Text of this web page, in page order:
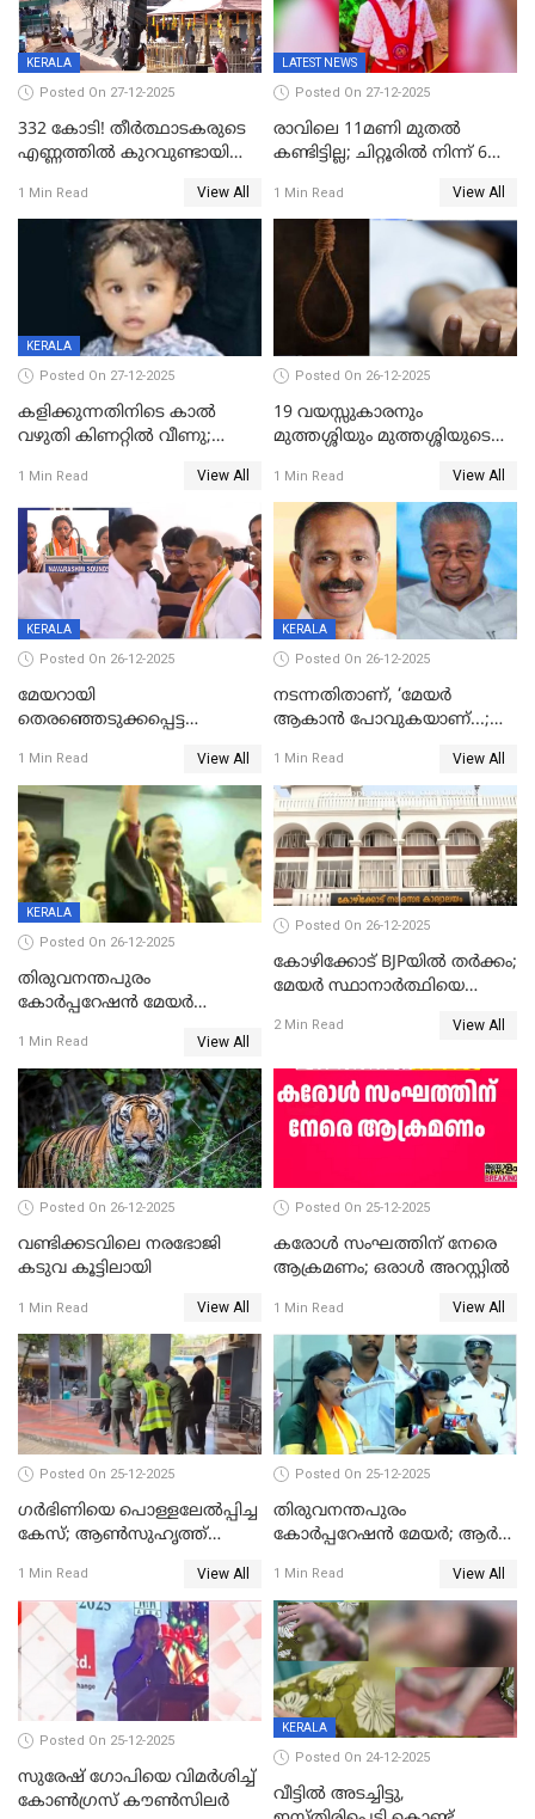
KERALA
Posted On 27-12-2025
332 കോടി! തീർത്ഥാടകരുടെ
എണ്ണത്തിൽ കുറവുണ്ടായിട്ടും
കുതിച്ചുയരുന്നു
1 Min Read View All
LATEST NEWS
Posted On 27-12-2025
രാവിലെ 11മണി മുതൽ
കണ്ടിട്ടില്ല; ചിറ്റൂരിൽ നിന്ന് 6
1 Min Read View All
KERALA
Posted On 27-12-2025
കളിക്കുന്നതിനിടെ കാൽ
വഴുതി കിണറ്റിൽ വീണു;
ദാരുണാന്ത്യം
1 Min Read View All
Posted On 26-12-2025
19 വയസ്സുകാരനും
മുത്തശ്ശിയും മുത്തശ്ശിയുടെ
മരിച്ചനിലയിൽ
1 Min Read View All
KERALA
Posted On 26-12-2025
മേയറായി
തെരഞ്ഞെടുക്കപ്പെട്ട
ആദ്യ വോട്ട് അസാധു; കണ്ണൂർ
ഡെപ്യൂട്ടി മേയർ സ്ഥാനത്ത്
താഹിറിന് വിജയം
1 Min Read View All
KERALA
Posted On 26-12-2025
നടന്നതിതാണ്, ‘മേയർ
ആകാൻ പോവുകയാണ്...;
മുഖ്യമന്ത്രിയുടെ ഓഫീസ്
തന്നെ വിശദീകരിയ്ക്കുന്നു;
സത്യമിതാണ്
1 Min Read View All
KERALA
Posted On 26-12-2025
തിരുവനന്തപുരം
കോര്‍പ്പറേഷന്‍ മേയര്‍
ഹൈക്കോടതിയിലേക്ക്;
സത്യപ്രതിജ്ഞ ചടങ്ങില്‍
ചട്ടലംഘനമെന്ന് പാർട്ടി
1 Min Read View All
Posted On 26-12-2025
കോഴിക്കോട് BJPയിൽ തർക്കം;
മേയർ സ്ഥാനാർത്ഥിയെ
2 Min Read View All
Posted On 26-12-2025
വണ്ടിക്കടവിലെ നരഭോജി
കടുവ കൂട്ടിലായി
1 Min Read View All
Posted On 25-12-2025
കരോള്‍ സംഘത്തിന് നേരെ
ആക്രമണം; ഒരാള്‍ അറസ്റ്റില്‍
1 Min Read View All
Posted On 25-12-2025
ഗര്‍ഭിണിയെ പൊള്ളലേല്‍പ്പിച്ച
കേസ്; ആണ്‍സുഹൃത്ത്
1 Min Read View All
Posted On 25-12-2025
തിരുവനന്തപുരം
കോര്‍പ്പറേഷന്‍ മേയർ; ആര്‍
1 Min Read View All
Posted On 25-12-2025
സുരേഷ് ഗോപിയെ വിമര്‍ശിച്ച്
കോണ്‍ഗ്രസ് കൗണ്‍സിലര്‍
KERALA
Posted On 24-12-2025
വീട്ടിൽ അടച്ചിട്ടു,